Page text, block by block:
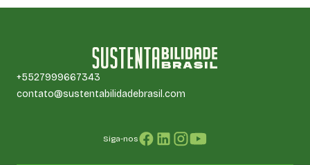
+5527999667343
contato@sustentabilidadebrasil.com
Siga-nos